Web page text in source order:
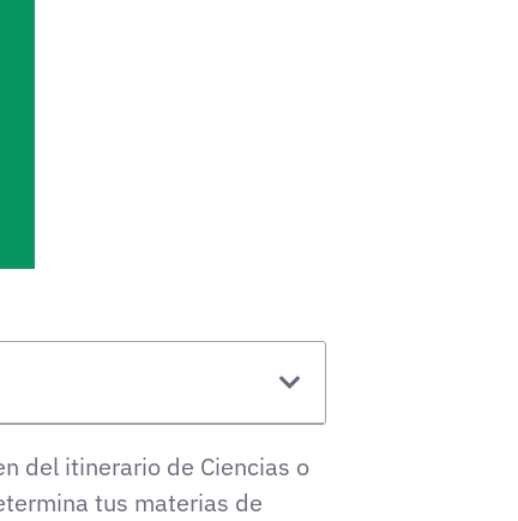
del itinerario de Ciencias o
tus materias de